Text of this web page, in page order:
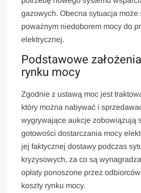
gazowych. Obecna sytuacja może
poważnym niedoborem mocy do
elektrycznej.
Podstawowe
rynku mocy
Zgodnie z ustawą moc jest
który można nabywać i
wygrywające aukcje zobowiązują
gotowości dostarczania mocy
jej faktycznej dostawy podczas
kryzysowych, za co są
opłaty ponoszone przez
koszty rynku mocy.